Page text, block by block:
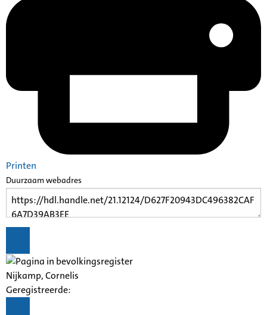
Printen
Duurzaam webadres
Nijkamp, Cornelis
Geregistreerde: